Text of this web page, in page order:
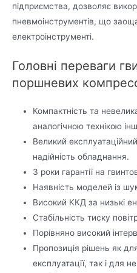
підприємства, дозволяє
пневмоінструментів, що
електроінструменті.
Головні переваги
поршневих
Компактність та
аналогічною технікою
Великий
надійність обладнання.
3 роки гарантії на
Наявність моделей із
Високий ККД за низькі
Стабільність тиску
Порівняно високий
Пропозиція рішень як
експлуатації, так і для